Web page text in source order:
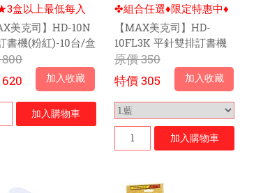
盒以上最低每入
美克司】HD-10N
書機(粉紅)-10台/盒
800
620 加入收藏
加入購物車
✤組合任選♦限定特惠中♦
【MAX美克司】HD-
10FL3K 平針雙排訂書機
系列
原價350
特價305 加入收藏
加入購物車